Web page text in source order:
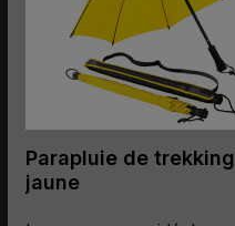
Parapluie de trekking
jaune